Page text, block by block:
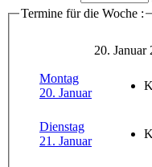
Termine für die Woche :
20. Januar
Montag
20. Januar
Dienstag
21. Januar